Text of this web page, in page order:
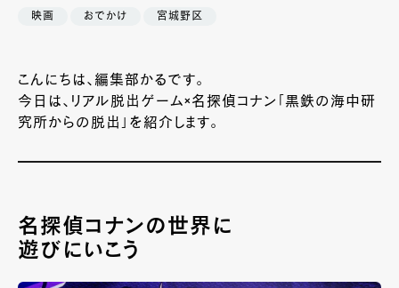
映画 おでかけ 宮城野区
こんにちは、編集部かるです。
今日は、リアル脱出ゲーム×名探偵コナン「黒鉄の海中研
究所からの脱出」を紹介します。
名探偵コナンの世界に
遊びにいこう